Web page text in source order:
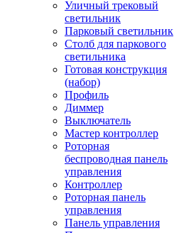
Уличный трековый
светильник
Парковый светильник
Столб для паркового
светильника
Готовая конструкция
(набор)
Профиль
Диммер
Выключатель
Мастер контроллер
Роторная
беспроводная панель
управления
Контроллер
Роторная панель
управления
Панель управления